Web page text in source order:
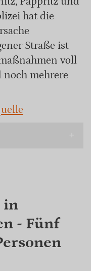
hat die
Straße ist
voll
noch mehrere
in
- Fünf